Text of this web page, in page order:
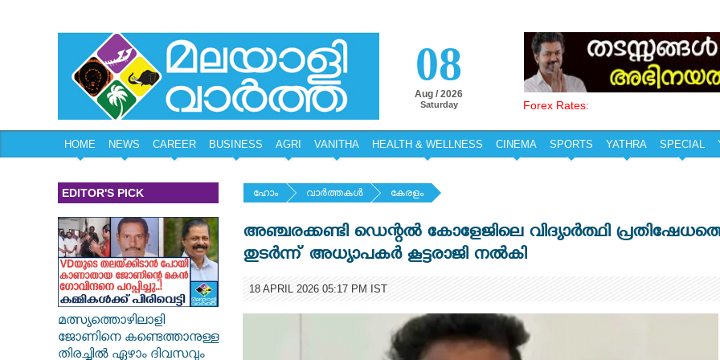
08
Aug / 2026
Saturday Forex Rates:
HOME NEWS CAREER BUSINESS AGRI VANITHA HEALTH & WELLNESS CINEMA SPORTS YATHRA SPECIAL
EDITOR'S PICK
മത്സ്യത്തൊഴിലാളി
ജോണിനെ കണ്ടെത്താനുള്ള
ഹോം വാര്‍ത്തകള്‍ കേരളം
അഞ്ചരക്കണ്ടി ഡെന്റല്‍ കോളേജിലെ വിദ്യാര്‍ത്ഥി
തുടര്‍ന്ന് അധ്യാപകര്‍ കൂട്ടരാജി നല്‍കി
18 APRIL 2026 05:17 PM IST